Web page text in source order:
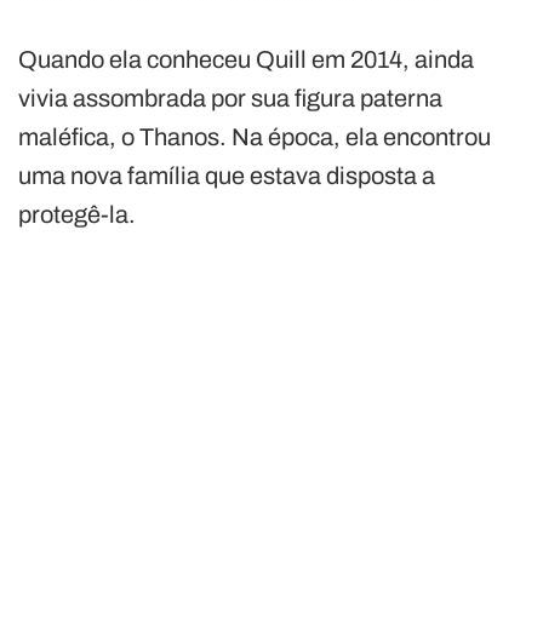
Quando ela conheceu Quill em 2014, ainda
vivia assombrada por sua figura paterna
maléfica, o Thanos. Na época, ela encontrou
uma nova família que estava disposta a
protegê-la.